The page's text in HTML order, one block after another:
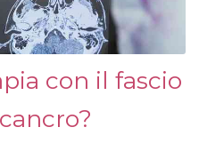
con il fascio